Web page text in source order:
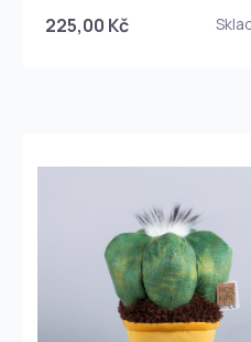
225,00 Kč